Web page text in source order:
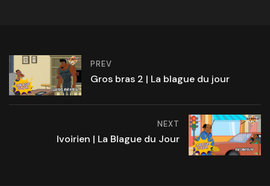
PREV
Gros bras 2 | La blague du jour
NEXT
Ivoirien | La Blague du Jour